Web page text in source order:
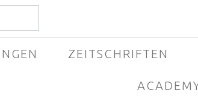
ZEITSCHRIFTEN